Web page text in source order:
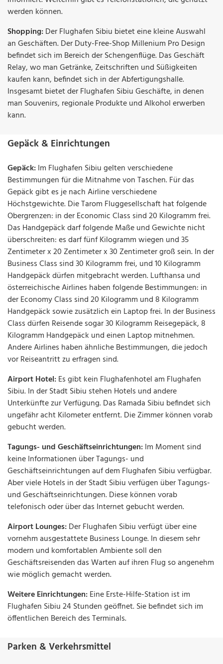
werden können.
Shopping:Der Flughafen Sibiu bietet eine kleine Auswahl
an Geschäften. Der Duty-Free-Shop Millenium Pro Design
befindet sich im Bereich der Schengenflüge. Das Geschäft
Relay, wo man Getränke, Zeitschriften und Süßigkeiten
kaufen kann, befindet sich in der Abfertigungshalle.
Insgesamt bietet der Flughafen Sibiu Geschäfte, in denen
man Souvenirs, regionale Produkte und Alkohol erwerben
kann.
Gepäck & Einrichtungen
Gepäck:Im Flughafen Sibiu gelten verschiedene
Bestimmungen für die Mitnahme von Taschen. Für das
Gepäck gibt es je nach Airline verschiedene
Höchstgewichte. Die Tarom Fluggesellschaft hat folgende
Obergrenzen: in der Economic Class sind 20 Kilogramm frei.
Das Handgepäck darf folgende Maße und Gewichte nicht
überschreiten: es darf fünf Kilogramm wiegen und 35
Zentimeter x 20 Zentimeter x 30 Zentimeter groß sein. In der
Business Class sind 30 Kilogramm frei, und 10 Kilogramm
Handgepäck dürfen mitgebracht werden. Lufthansa und
österreichische Airlines haben folgende Bestimmungen: in
der Economy Class sind 20 Kilogramm und 8 Kilogramm
Handgepäck sowie zusätzlich ein Laptop frei. In der Business
Class dürfen Reisende sogar 30 Kilogramm Reisegepäck, 8
Kilogramm Handgepäck und einen Laptop mitnehmen.
Andere Airlines haben ähnliche Bestimmungen, die jedoch
vor Reiseantritt zu erfragen sind.
Airport Hotel:Es gibt kein Flughafenhotel am Flughafen
Sibiu. In der Stadt Sibiu stehen Hotels und andere
Unterkünfte zur Verfügung. Das Ramada Sibiu befindet sich
ungefähr acht Kilometer entfernt. Die Zimmer können vorab
gebucht werden.
Tagungs- und Geschäftseinrichtungen:Im Moment sind
keine Informationen über Tagungs- und
Geschäftseinrichtungen auf dem Flughafen Sibiu verfügbar.
Aber viele Hotels in der Stadt Sibiu verfügen über Tagungs-
und Geschäftseinrichtungen. Diese können vorab
telefonisch oder über das Internet gebucht werden.
Airport Lounges:Der Flughafen Sibiu verfügt über eine
vornehm ausgestattete Business Lounge. In diesem sehr
modern und komfortablen Ambiente soll den
Geschäftsreisenden das Warten auf ihren Flug so angenehm
wie möglich gemacht werden.
Weitere Einrichtungen:Eine Erste-Hilfe-Station ist im
Flughafen Sibiu 24 Stunden geöffnet. Sie befindet sich im
öffentlichen Bereich des Terminals.
Parken & Verkehrsmittel